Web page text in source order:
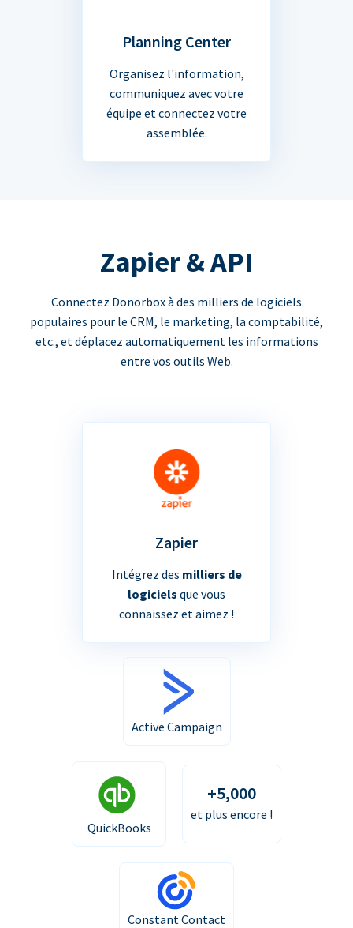
Planning Center
Organisez l'information,
communiquez avec votre
équipe et connectez votre
assemblée.
Zapier & API
Connectez Donorbox à des milliers de logiciels
populaires pour le CRM, le marketing, la comptabilité,
etc., et déplacez automatiquement les informations
entre vos outils Web.
Zapier
Intégrez des milliers de
logiciels que vous
connaissez et aimez !
Active Campaign
QuickBooks
+5,000
et plus encore !
Constant Contact